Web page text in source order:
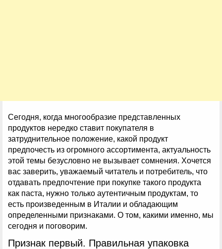
Сегодня, когда многообразие представленных
продуктов нередко ставит покупателя в
затруднительное положение, какой продукт
предпочесть из огромного ассортимента, актуальность
этой темы безусловно не вызывает сомнения. Хочется
вас заверить, уважаемый читатель и потребитель, что
отдавать предпочтение при покупке такого продукта
как паста, нужно только аутентичным продуктам, то
есть произведенным в Италии и обладающим
определенными признаками. О том, какими именно, мы
сегодня и поговорим.
Признак первый. Правильная упаковка